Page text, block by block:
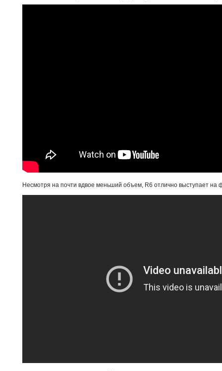
Несмотря на почти вдвое меньший объем, R6 отлично выступает